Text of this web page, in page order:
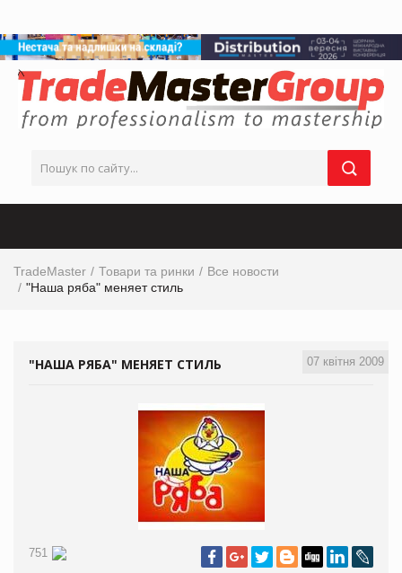
TradeMaster Товари та ринки
Все новости
"Наша ряба" меняет стиль
07 квітня 2009
"НАША РЯБА" МЕНЯЕТ СТИЛЬ
751